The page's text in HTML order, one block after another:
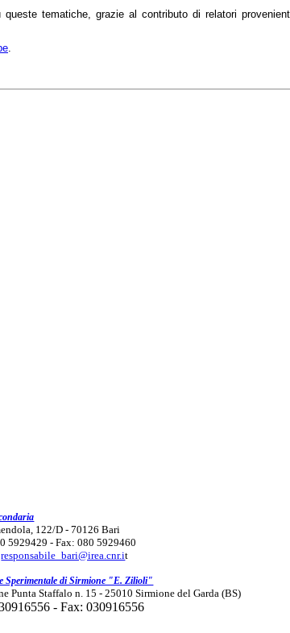
queste tematiche, grazie al contributo di relatori
.
122/D - 70126 Bari
5929429 - Fax: 080 5929460
responsabile_bari@irea.cnr.it
Sperimentale di Sirmione "E. Zilioli"
Punta Staffalo n. 15 - 25010 Sirmione del Garda (BS)
- Fax: 030916556